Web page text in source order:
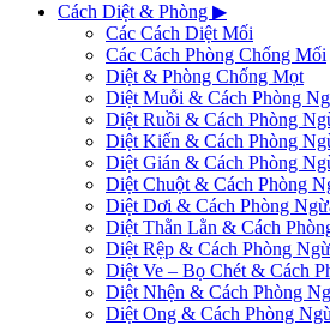
Cách Diệt & Phòng ▶
Các Cách Diệt Mối
Các Cách Phòng Chống Mối
Diệt & Phòng Chống Mọt
Diệt Muỗi & Cách Phòng
Diệt Ruồi & Cách Phòng
Diệt Kiến & Cách Phòng
Diệt Gián & Cách Phòng
Diệt Chuột & Cách Phòng
Diệt Dơi & Cách Phòng
Diệt Thằn Lằn & Cách
Diệt Rệp & Cách Phòng
Diệt Ve – Bọ Chét & Cách
Diệt Nhện & Cách Phòng
Diệt Ong & Cách Phòng